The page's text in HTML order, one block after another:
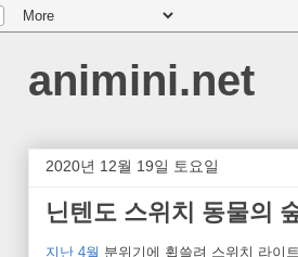
animini.net
2020년 12월 19일 토요일
닌텐도 스위치 동물의
지난 4월 분위기에 휩쓸려 스위치 라이